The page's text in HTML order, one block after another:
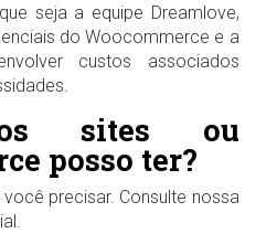
seja a equipe Dreamlove,
do Woocommerce e a
custos associados
sites ou
posso ter?
precisar. Consulte nossa